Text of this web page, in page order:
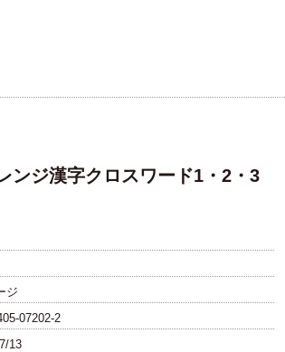
ンジ漢字クロスワード1・2・3
ジ
07202-2
13